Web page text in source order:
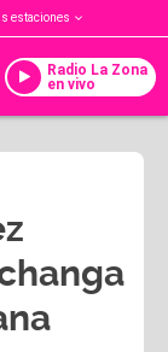
estaciones
Radio La Zona
en vivo